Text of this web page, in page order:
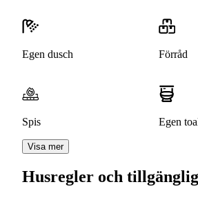
Egen dusch Förråd
Spis Egen
Visa mer
Husregler och